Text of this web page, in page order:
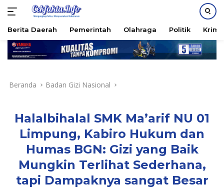
Langsung
Berita Daerah Pemerintah Olahraga Politik
Beranda Badan Gizi Nasional
Halalbihalal SMK Ma’arif NU 01
Limpung, Kabiro Hukum dan
Humas BGN: Gizi yang Baik
Mungkin Terlihat Sederhana,
tapi Dampaknya sangat Besar